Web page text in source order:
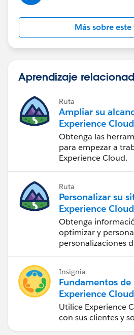
Más sobre
Aprendizaje
Ruta
Ampliar su
Experience Cloud
Obtenga las
para empezar a
Experience Cloud.
Ruta
Personalizar su
Experience Cloud
Obtenga
optimizar y
personalizaciones
Insignia
Fundamentos de
Experience Cloud
Utilice Experience
con sus clientes y